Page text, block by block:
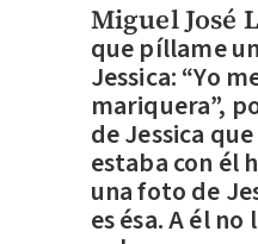
Miguel José
que píllame
Jessica: “Yo
mariquera”,
de Jessica
estaba con él
una foto de
es ésa. A él